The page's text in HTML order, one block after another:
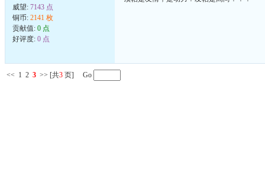
威望: 7143 点
铜币: 2141 枚
贡献值: 0 点
好评度: 0 点
<< 1 2 3 >> [共3 页] Go